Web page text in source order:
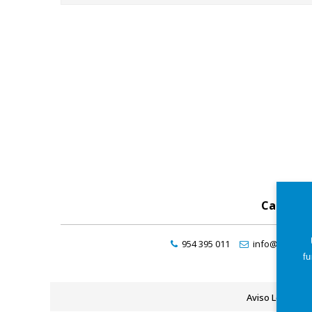
Catálogo
954 395 011
Aviso Legal